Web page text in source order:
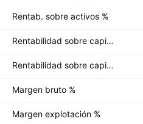
Rentab. sobre activos %
Rentabilidad sobre capital %
Rentabilidad sobre capital invertido %
Margen bruto %
Margen explotación %